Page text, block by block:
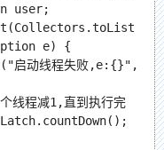
user;
e) {
启动线程失败,e:{}",
线程减1,直到执行完